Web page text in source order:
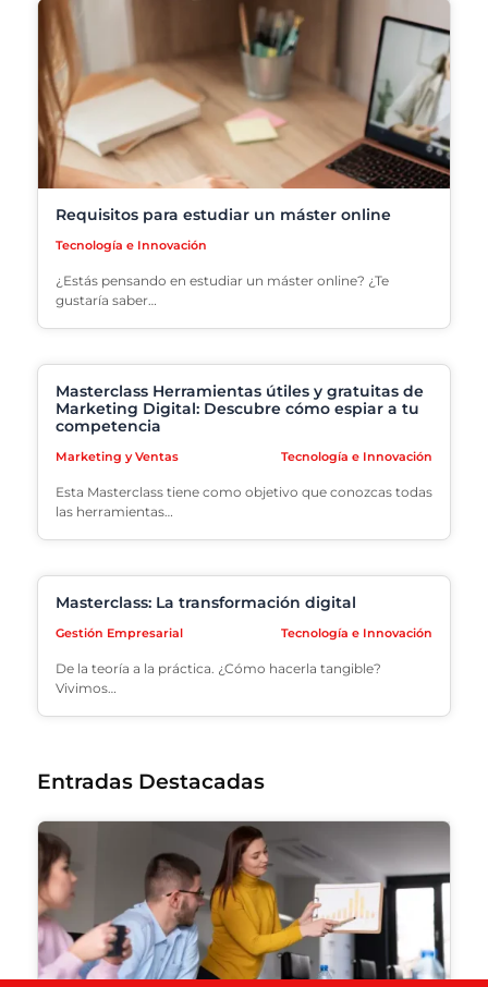
Requisitos para estudiar un máster online
Tecnología e Innovación
¿Estás pensando en estudiar un máster online? ¿Te
gustaría saber…
Masterclass Herramientas útiles y gratuitas de
Marketing Digital: Descubre cómo espiar a tu
competencia
Marketing y Ventas Tecnología e Innovación
Esta Masterclass tiene como objetivo que conozcas todas
las herramientas…
Masterclass: La transformación digital
Gestión Empresarial Tecnología e Innovación
De la teoría a la práctica. ¿Cómo hacerla tangible?
Vivimos…
Entradas Destacadas